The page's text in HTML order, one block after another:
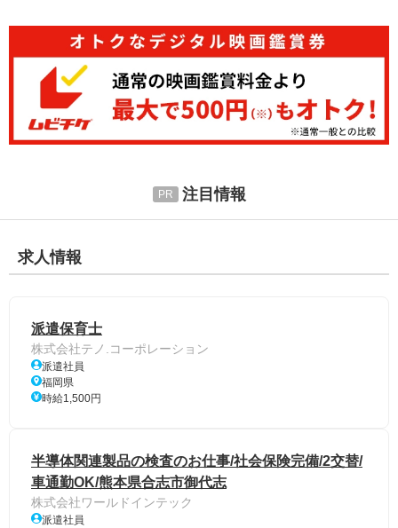
注目情報
求人情報
派遣保育士
株式会社テノ.コーポレーション
派遣社員
福岡県
時給1,500円
半導体関連製品の検査のお仕事/社会保険完備/2交替/
車通勤OK/熊本県合志市御代志
株式会社ワールドインテック
派遣社員